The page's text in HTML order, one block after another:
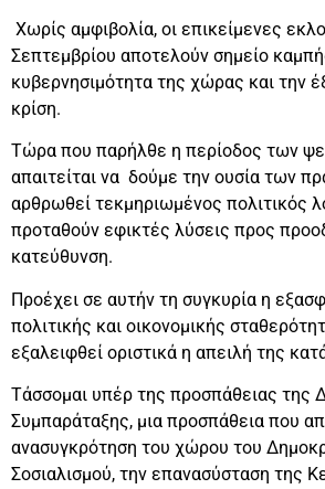
Χωρίς αμφιβολία, οι επικείμενες
Σεπτεμβρίου αποτελούν σημείο
κυβερνησιμότητα της χώρας και την
κρίση.
Τώρα που παρήλθε η περίοδος των
απαιτείται να δούμε την ουσία των
αρθρωθεί τεκμηριωμένος πολιτικός
προταθούν εφικτές λύσεις προς
κατεύθυνση.
Προέχει σε αυτήν τη συγκυρία η
πολιτικής και οικονομικής
εξαλειφθεί οριστικά η απειλή της
Τάσσομαι υπέρ της προσπάθειας της
Συμπαράταξης, μια προσπάθεια που
ανασυγκρότηση του χώρου του
Σοσιαλισμού, την επανασύσταση της